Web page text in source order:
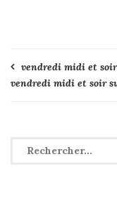
de
vendredi midi et
vendredi midi et soir
Rechercher :